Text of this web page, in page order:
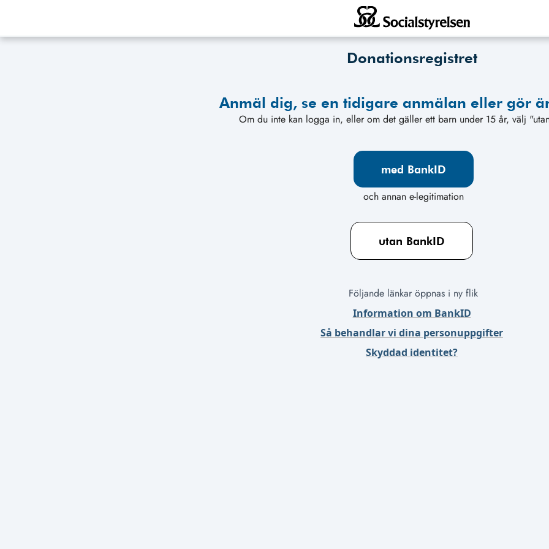
Donationsregistret
Anmäl dig, se en tidigare anmälan eller gör
Om du inte kan logga in, eller om det gäller ett barn under 15 år, välj
och annan e-legitimation
Följande länkar öppnas i ny flik
Information om BankID
Så behandlar vi dina personuppgifter
Skyddad identitet?